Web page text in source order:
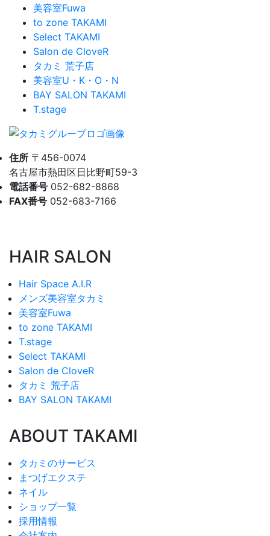
美容室Fuwa
to zone TAKAMI
Select TAKAMI
Salon de CloveR
タカミ 荒子店
美容室U・K・O・N
BAY SALON TAKAMI
T.stage
住所 〒456-0074
名古屋市熱田区日比野町59-3
電話番号 052-682-8868
FAX番号 052-683-7166
HAIR SALON
Hair Space A.I.R
メンズ美容室タカミ
美容室Fuwa
to zone TAKAMI
T.stage
Select TAKAMI
Salon de CloveR
タカミ 荒子店
BAY SALON TAKAMI
ABOUT TAKAMI
タカミのサービス
まつげエクステ
ネイル
ショップ一覧
採用情報